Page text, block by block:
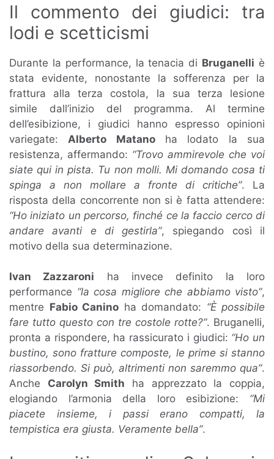
Il commento dei giudici: tra
lodi e scetticismi
Durante la performance, la tenacia di Bruganelli è
stata evidente, nonostante la sofferenza per la
frattura alla terza costola, la sua terza lesione
simile dall’inizio del programma. Al termine
dell’esibizione, i giudici hanno espresso opinioni
variegate: Alberto Matanoha lodato la sua
resistenza, affermando: “Trovo ammirevole che voi
siate qui in pista. Tu non molli. Mi domando cosa ti
spinga a non mollare a fronte di critiche”. La
risposta della concorrente non si è fatta attendere:
“Ho iniziato un percorso, finché ce la faccio cerco di
andare avanti e di gestirla”, spiegando così il
motivo della sua determinazione.
Ivan Zazzaroni ha invece definito la loro
performance “la cosa migliore che abbiamo visto”,
mentre Fabio Canino ha domandato: “È possibile
fare tutto questo con tre costole rotte?”. Bruganelli,
pronta a rispondere, ha rassicurato i giudici: “Ho un
bustino, sono fratture composte, le prime si stanno
riassorbendo. Si può, altrimenti non saremmo qua”.
Anche Carolyn Smith ha apprezzato la coppia,
elogiando l’armonia della loro esibizione: “Mi
piacete insieme, i passi erano compatti, la
tempistica era giusta. Veramente bella”.